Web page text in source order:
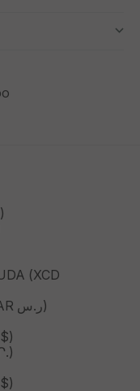
(XCD
ARABIA SAUDÍ (SAR ر.س)